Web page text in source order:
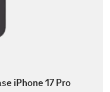
iPhone 17 Pro